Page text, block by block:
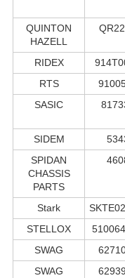
QUINTON
HAZELL
RIDEX
RTS
SASIC
SIDEM
SPIDAN
CHASSIS
PARTS
Stark
STELLOX
SWAG
SWAG